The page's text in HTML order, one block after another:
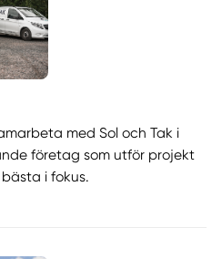
med Sol och Tak i
företag som utför projekt
i fokus.